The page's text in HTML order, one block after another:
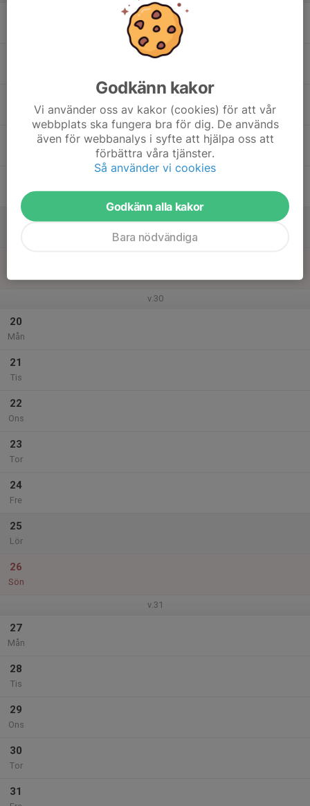
v.30
20
Mån
21
Tis
22
Ons
23
Tor
24
Fre
25
Lör
26
Sön
v.31
27
Mån
28
Tis
29
Ons
30
Tor
31
Godkänn kakor
Vi använder oss av kakor (cookies) för att vår
webbplats ska fungera bra för dig. De används
även för webbanalys i syfte att hjälpa oss att
förbättra våra tjänster.
Så använder vi cookies
Godkänn alla kakor
Bara nödvändiga